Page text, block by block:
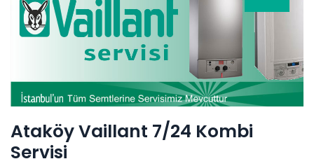
Ataköy Vaillant 7/24 Kombi
Servisi